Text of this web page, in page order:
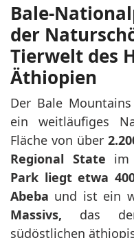
Bale-
der
Tierwelt des
Äthiopien
Der Bale
ein weitläufiges
Fläche von über
Regional State im
Park liegt etwa
Abeba und ist ein
Massivs, das
südöstlichen